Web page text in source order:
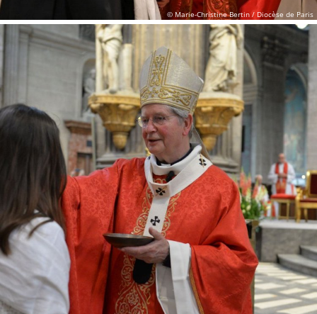
© Marie-Christine Bertin / Diocèse de Paris